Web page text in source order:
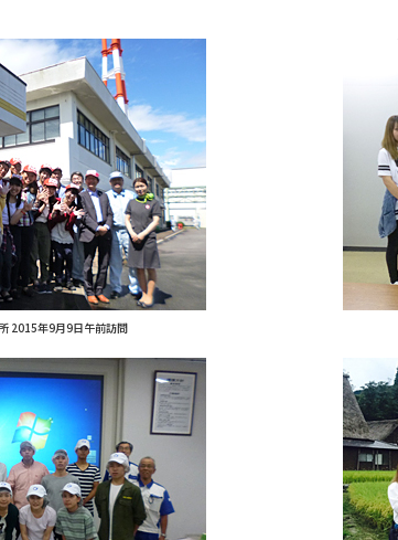
2015年9月9日午前訪問